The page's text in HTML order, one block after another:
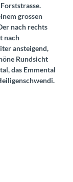
grossen
nach rechts
nach
ansteigend,
Rundsicht
das Emmental